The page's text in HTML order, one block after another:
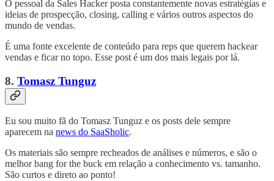
O pessoal da Sales Hacker posta constantemente novas estratégias e
ideias de prospecção, closing, calling e vários outros aspectos do
mundo de vendas.
É uma fonte excelente de conteúdo para reps que querem hackear
vendas e ficar no topo. Esse post é um dos mais legais por lá.
8. Tomasz Tunguz
Eu sou muito fã do Tomasz Tunguz e os posts dele sempre
aparecem na news do SaaSholic.
Os materiais são sempre recheados de análises e números, e são o
melhor bang for the buck em relação a conhecimento vs. tamanho.
São curtos e direto ao ponto!